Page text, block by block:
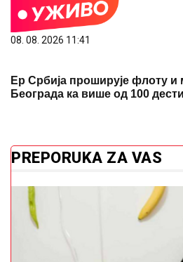
08. 08. 2026 11:41
Ер Србија проширује флоту и
Београда ка више од 100
PREPORUKA ZA VAS